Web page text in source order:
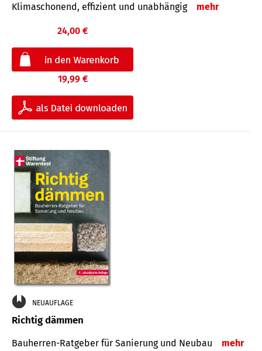
Klimaschonend, effizient und unabhängig mehr
24,00 €
19,99 €
NEUAUFLAGE
Richtig dämmen
Bauherren-Ratgeber für Sanierung und Neubau mehr